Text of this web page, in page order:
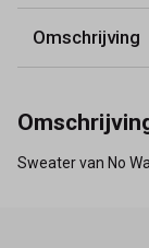
Omschrijving
Sweater van No